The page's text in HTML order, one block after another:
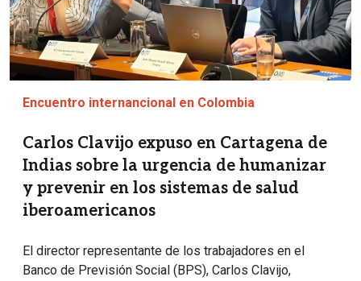
Encuentro internancional en Colombia
Carlos Clavijo expuso en Cartagena de
Indias sobre la urgencia de humanizar
y prevenir en los sistemas de salud
iberoamericanos
El director representante de los trabajadores en el
Banco de Previsión Social (BPS), Carlos Clavijo,